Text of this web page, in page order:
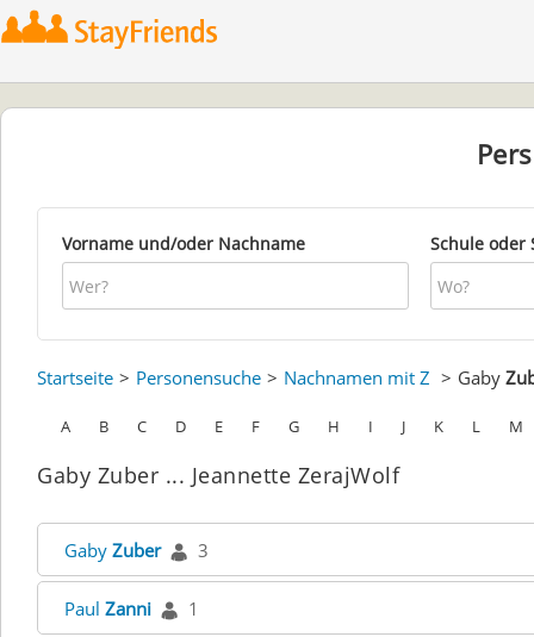
Vorname und/oder Nachname Schule oder
Startseite Personensuche Nachnamen mit Z Gaby
A B C D E F G H I J K L M
Gaby Zuber ... Jeannette ZerajWolf
Gaby Zuber 3
Paul Zanni 1